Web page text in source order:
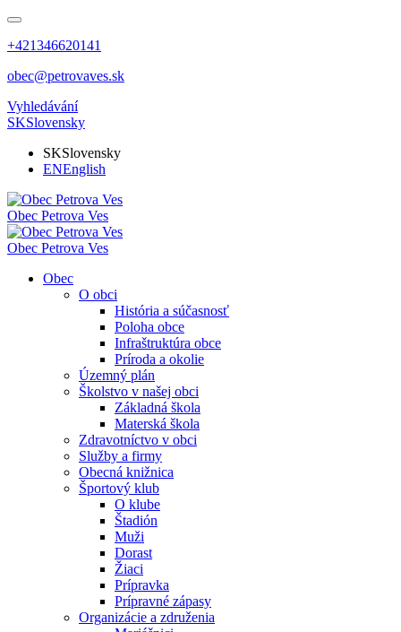
+421346620141
obec@petrovaves.sk
Vyhledávání
SKSlovensky
SKSlovensky
ENEnglish
Obec Petrova Ves
Obec Petrova Ves
Obec
O obci
História a súčasnosť
Poloha obce
Infraštruktúra obce
Príroda a okolie
Územný plán
Školstvo v našej obci
Základná škola
Materská škola
Zdravotníctvo v obci
Služby a firmy
Obecná knižnica
Športový klub
O klube
Štadión
Muži
Dorast
Žiaci
Prípravka
Prípravné zápasy
Organizácie a združenia